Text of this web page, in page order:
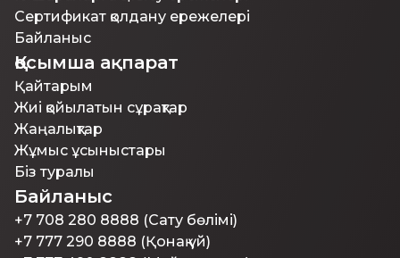
Сертификат қолдану ережелері
Байланыс
Қосымша ақпарат
Қайтарым
Жиі қойылатын сұрақтар
Жаңалықтар
Жұмыс ұсыныстары
Біз туралы
Байланыс
+7 708 280 8888 (Сату бөлімі)
+7 777 290 8888 (Қонақ үй)